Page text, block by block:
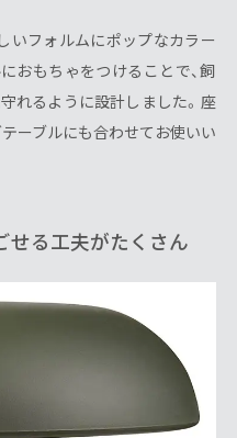
いフォルムにポップなカラー
おもちゃをつけることで、飼
れるように設計しました。座
ーブルにも合わせてお使いい
せる工夫がたくさん